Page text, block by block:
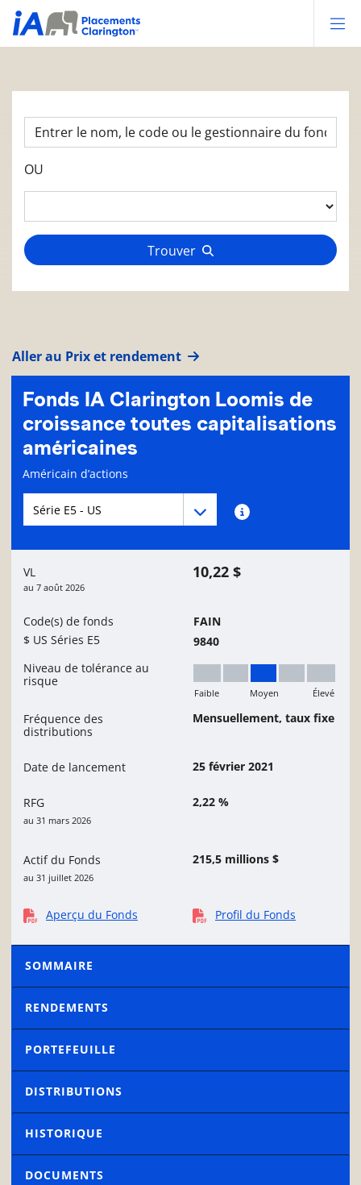
OU
Trouver
Aller au Prix et rendement
Fonds IA Clarington Loomis de
croissance toutes capitalisations
américaines
Page d'informations sur le fonds
Américain d’actions
Menu déroulant des séries du Fonds
Menu déroulant des séries du Fonds
VL
au 7 août 2026
10,22 $
Code(s) de fonds
$ US Séries E5
FAIN
9840
Niveau de tolérance au
risque
Moyen
Faible Moyen Élevé
Fréquence des
distributions
Mensuellement, taux fixe
Date de lancement 25 février 2021
RFG
au 31 mars 2026
2,22 %
Actif du Fonds
au 31 juillet 2026
215,5 millions $
Aperçu du Fonds Profil du Fonds
SOMMAIRE
RENDEMENTS
PORTEFEUILLE
DISTRIBUTIONS
HISTORIQUE
DOCUMENTS